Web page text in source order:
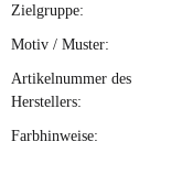
Zielgruppe:
Motiv / Muster:
Artikelnummer des
Herstellers:
Farbhinweise: